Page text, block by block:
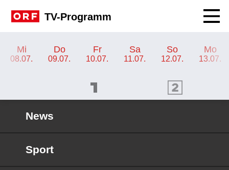
TV-Programm
Mi
08.07.
Do
09.07.
Fr
10.07.
Sa
11.07.
So
12.07.
Mo
13.07.
ORF 2 Programm
News
Sport